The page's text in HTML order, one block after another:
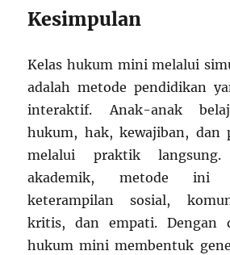
Kesimpulan
Kelas hukum mini melalui
adalah metode pendidikan
interaktif. Anak-anak
hukum, hak, kewajiban, dan
melalui praktik
akademik, metode ini
keterampilan sosial,
kritis, dan empati. Dengan
hukum mini membentuk